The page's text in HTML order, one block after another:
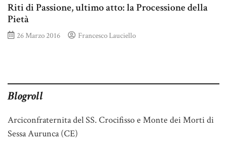
Riti di Passione, ultimo atto: la Processione della
Pietà
26 Marzo 2016 Francesco Lauciello
Blogroll
Arciconfraternita del SS. Crocifisso e Monte dei Morti di
Sessa Aurunca (CE)